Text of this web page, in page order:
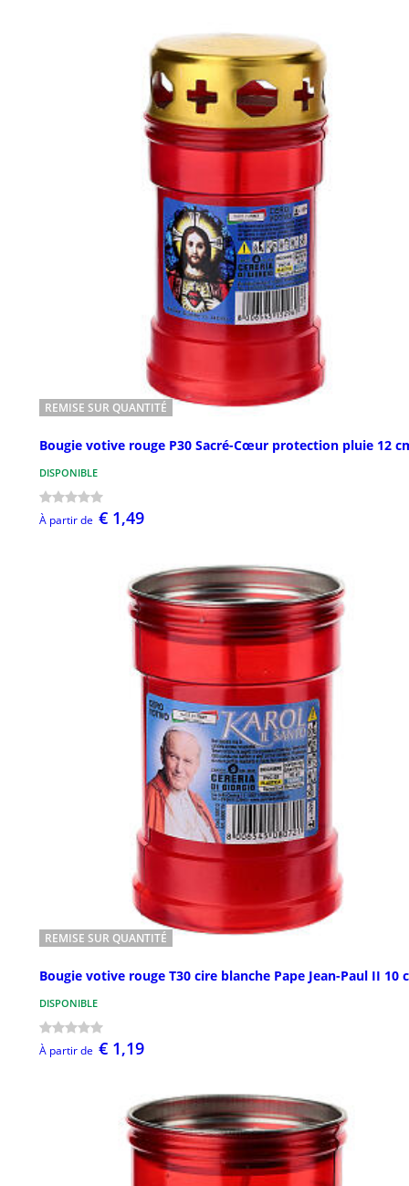
REMISE SUR QUANTITÉ
Bougie votive rouge P30 Sacré-Cœur protection pluie 12
DISPONIBLE
À partir de € 1,49
REMISE SUR QUANTITÉ
Bougie votive rouge T30 cire blanche Pape Jean-Paul II 10
DISPONIBLE
À partir de € 1,19